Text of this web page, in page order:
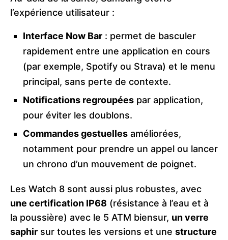
l’expérience utilisateur :
Interface Now Bar : permet de basculer
rapidement entre une application en cours
(par exemple, Spotify ou Strava) et le menu
principal, sans perte de contexte.
Notifications regroupées par application,
pour éviter les doublons.
Commandes gestuelles améliorées,
notamment pour prendre un appel ou lancer
un chrono d’un mouvement de poignet.
Les Watch 8 sont aussi plus robustes, avec
une certification IP68 (résistance à l’eau et à
la poussière) avec le 5 ATM biensur, un verre
saphir sur toutes les versions et une structure